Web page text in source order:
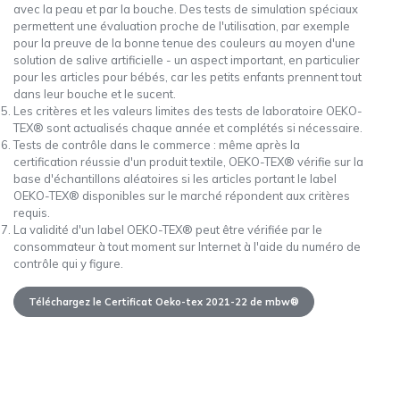
avec la peau et par la bouche. Des tests de simulation spéciaux
permettent une évaluation proche de l'utilisation, par exemple
pour la preuve de la bonne tenue des couleurs au moyen d'une
solution de salive artificielle - un aspect important, en particulier
pour les articles pour bébés, car les petits enfants prennent tout
dans leur bouche et le sucent.
Les critères et les valeurs limites des tests de laboratoire OEKO-
TEX® sont actualisés chaque année et complétés si nécessaire.
Tests de contrôle dans le commerce : même après la
certification réussie d'un produit textile, OEKO-TEX® vérifie sur la
base d'échantillons aléatoires si les articles portant le label
OEKO-TEX® disponibles sur le marché répondent aux critères
requis.
La validité d'un label OEKO-TEX® peut être vérifiée par le
consommateur à tout moment sur Internet à l'aide du numéro de
contrôle qui y figure.
Téléchargez le Certificat Oeko-tex 2021-22 de mbw®